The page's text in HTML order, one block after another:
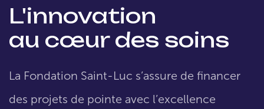
L'innovation
au cœur des soins
La Fondation Saint-Luc s’assure de financer
des projets de pointe avec l’excellence